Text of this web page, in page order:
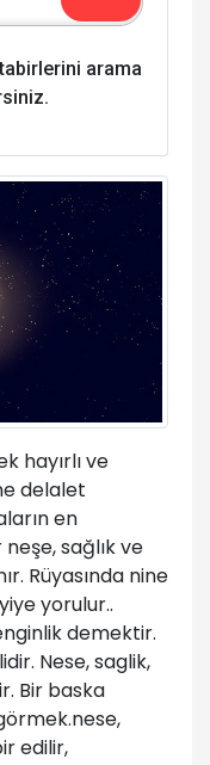
arama
hayırlı ve
delalet
en
neşe, sağlık ve
Rüyasında nine
yorulur..
demektir.
Nese, saglik,
Bir baska
edilir,